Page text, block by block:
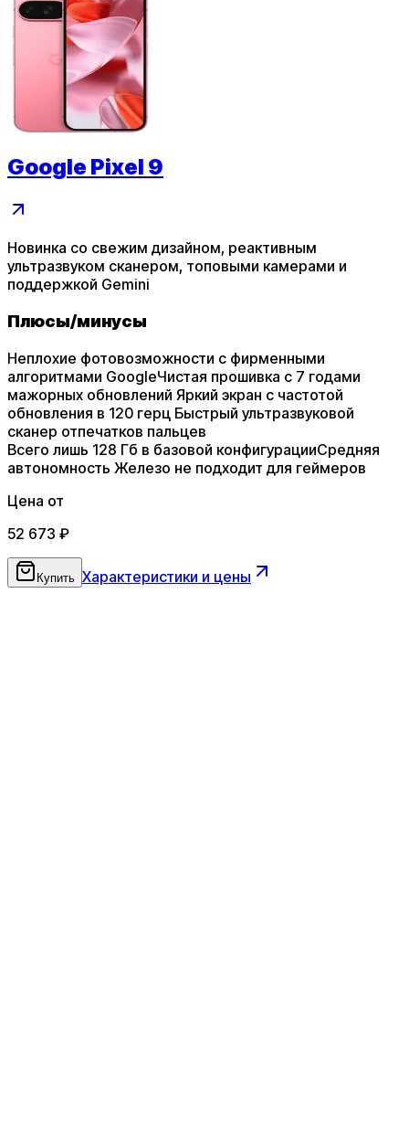
Google Pixel 9
Новинка со свежим дизайном, реактивным
ультразвуком сканером, топовыми камерами и
поддержкой Gemini
Плюсы/минусы
Неплохие фотовозможности с фирменными
алгоритмами GoogleЧистая прошивка с 7 годами
мажорных обновлений Яркий экран с частотой
обновления в 120 герц Быстрый ультразвуковой
сканер отпечатков пальцев
Всего лишь 128 Гб в базовой конфигурацииСредняя
автономность Железо не подходит для геймеров
Цена от
52 673 ₽
Купить Характеристики и цены